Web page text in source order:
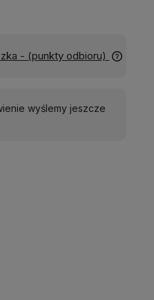
24 godziny
wyślemy jeszcze